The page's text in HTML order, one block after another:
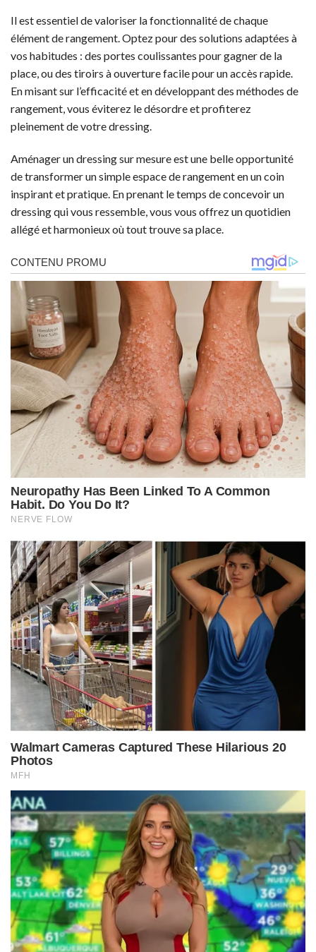
Il est essentiel de valoriser la fonctionnalité de chaque
élément de rangement. Optez pour des solutions adaptées à
vos habitudes : des portes coulissantes pour gagner de la
place, ou des tiroirs à ouverture facile pour un accès rapide.
En misant sur l’efficacité et en développant des méthodes de
rangement, vous éviterez le désordre et profiterez
pleinement de votre dressing.
Aménager un dressing sur mesure est une belle opportunité
de transformer un simple espace de rangement en un coin
inspirant et pratique. En prenant le temps de concevoir un
dressing qui vous ressemble, vous vous offrez un quotidien
allégé et harmonieux où tout trouve sa place.